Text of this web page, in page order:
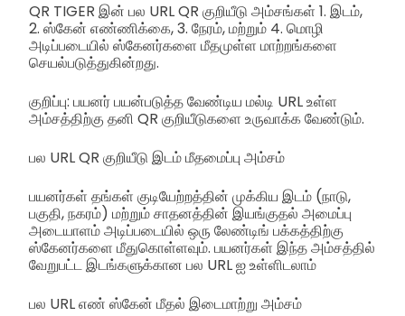
QR TIGER இன் பல URL QR குறியீடு அம்சங்கள் 1. இடம்,
2. ஸ்கேன் எண்ணிக்கை, 3. நேரம், மற்றும் 4. மொழி
அடிப்படையில் ஸ்கேனர்களை மீதமுள்ள மாற்றங்களை
செயல்படுத்துகின்றது.
குறிப்பு: பயனர் பயன்படுத்த வேண்டிய மல்டி URL உள்ள
அம்சத்திற்கு தனி QR குறியீடுகளை உருவாக்க வேண்டும்.
பல URL QR குறியீடு இடம் மீதமைப்பு அம்சம்
பயனர்கள் தங்கள் குடியேற்றத்தின் முக்கிய இடம் (நாடு,
பகுதி, நகரம்) மற்றும் சாதனத்தின் இயங்குதல் அமைப்பு
அடையாளம் அடிப்படையில் ஒரு லேண்டிங் பக்கத்திற்கு
ஸ்கேனர்களை மீதுகொள்ளவும். பயனர்கள் இந்த அம்சத்தில்
வேறுபட்ட இடங்களுக்கான பல URL ஐ உள்ளிடலாம்
பல URL எண் ஸ்கேன் மீதல் இடைமாற்று அம்சம்